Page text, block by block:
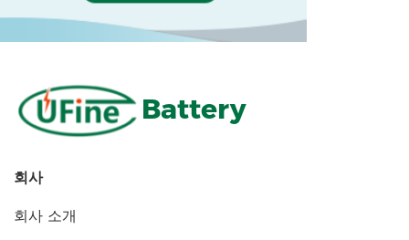
Battery
회사
회사 소개